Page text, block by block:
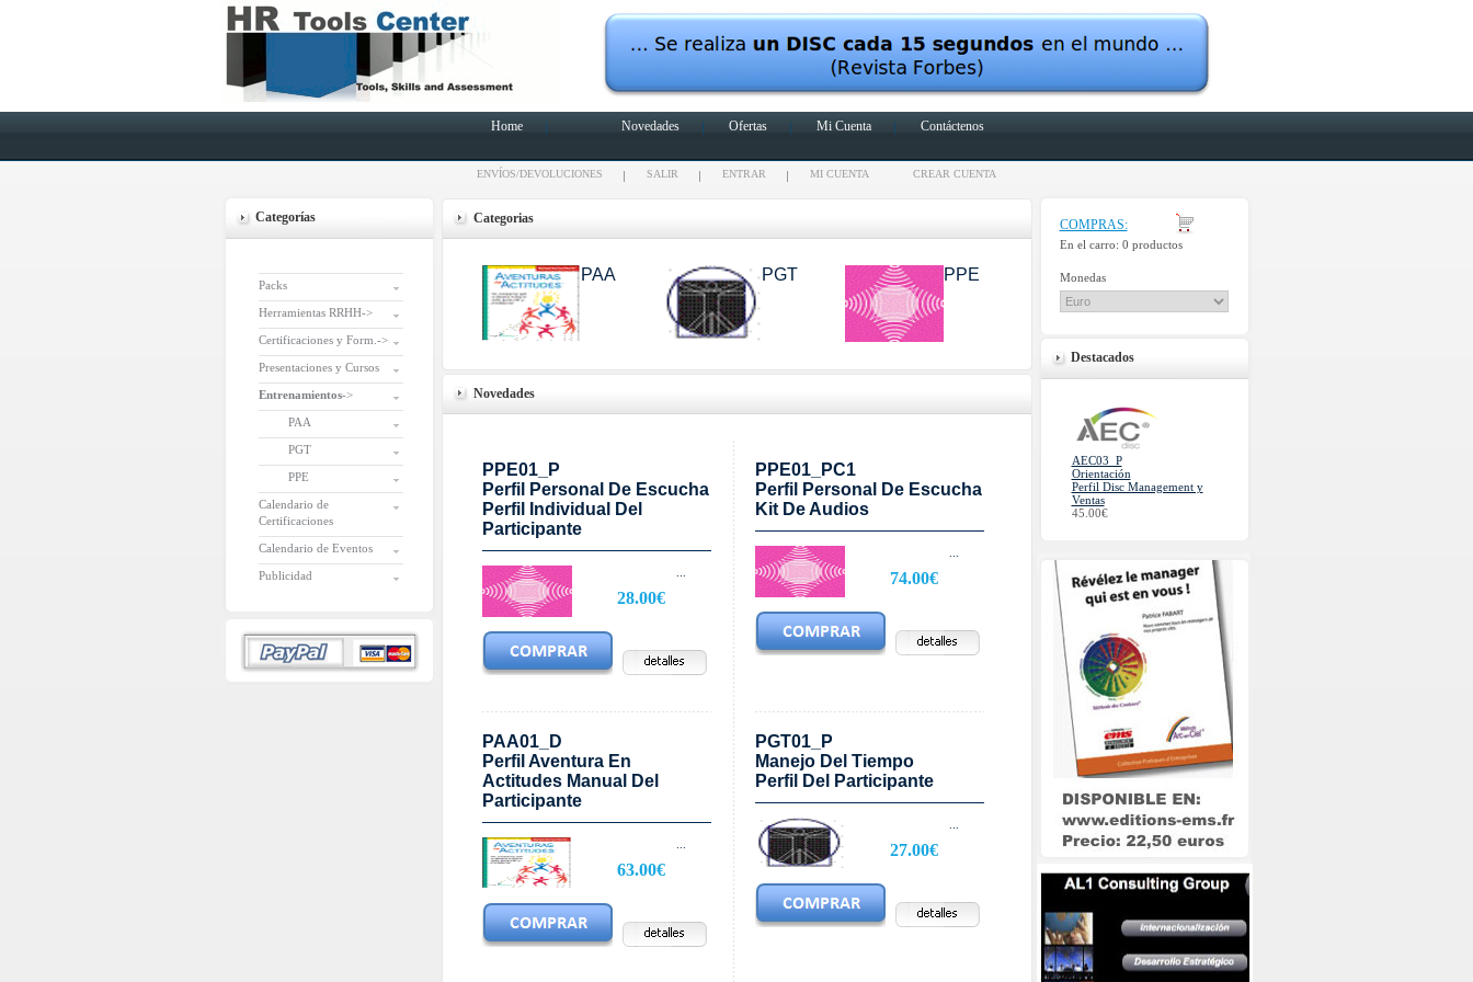
Home Novedades Ofertas Mi Cuenta Contáctenos
ENVÍOS/DEVOLUCIONES SALIR ENTRAR MI CUENTA CREAR CUENTA
Categorías
Packs
Herramientas RRHH->
Certificaciones y Form.->
Presentaciones y Cursos
Entrenamientos->
PAA
PGT
PPE
Calendario de
Certificaciones
Calendario de Eventos
Publicidad
Categorias
PAA PGT PPE
Novedades
PPE01_P
Perfil Personal De Escucha
Perfil Individual Del
Participante
28.00€
PPE01_PC1
Perfil Personal De Escucha
Kit De Audios
74.00€
PAA01_D
Perfil Aventura En
Actitudes Manual Del
Participante
63.00€
PGT01_P
Manejo Del Tiempo
Perfil Del Participante
27.00€
COMPRAS:
En el carro: 0 productos
Monedas
Destacados
AEC03_P
Orientación
Perfil Disc Management y
Ventas
45.00€